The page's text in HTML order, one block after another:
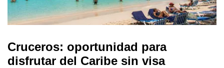
Cruceros: oportunidad para
disfrutar del Caribe sin visa